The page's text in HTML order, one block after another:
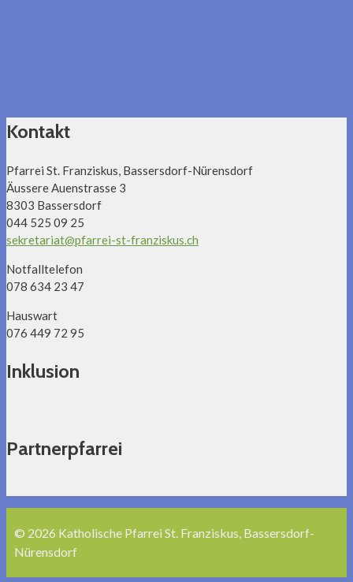
Kontakt
Pfarrei St. Franziskus, Bassersdorf-Nürensdorf
Äussere Auenstrasse 3
8303 Bassersdorf
044 525 09 25
sekretariat@pfarrei-st-franziskus.ch
Notfalltelefon
078 634 23 47
Hauswart
076 449 72 95
Inklusion
Partnerpfarrei
© 2026 Katholische Pfarrei St. Franziskus, Bassersdorf-
Nürensdorf